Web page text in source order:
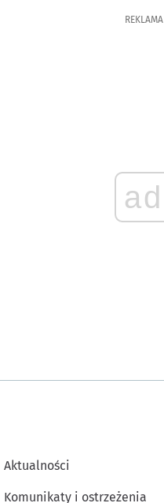
REKLAMA
ad
Aktualności
Komunikaty i ostrzeżenia